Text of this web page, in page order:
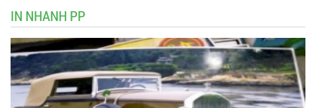
IN NHANH PP